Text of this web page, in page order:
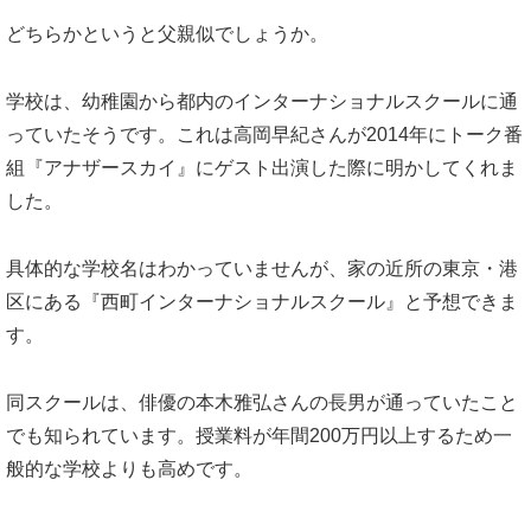
どちらかというと父親似でしょうか。
学校は、幼稚園から都内のインターナショナルスクールに通
っていたそうです。これは高岡早紀さんが2014年にトーク番
組『アナザースカイ』にゲスト出演した際に明かしてくれま
した。
具体的な学校名はわかっていませんが、家の近所の東京・港
区にある『西町インターナショナルスクール』と予想できま
す。
同スクールは、俳優の本木雅弘さんの長男が通っていたこと
でも知られています。授業料が年間200万円以上するため一
般的な学校よりも高めです。